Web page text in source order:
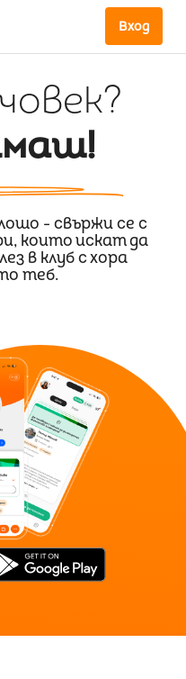
Вход
- свържи се с
които искат да
в клуб с хора
теб.